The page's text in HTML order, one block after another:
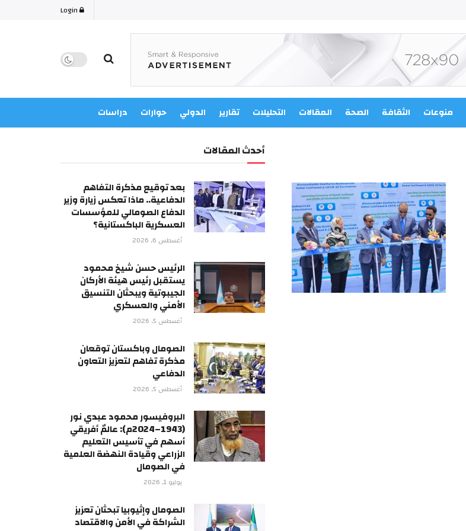
منوعات الثقافة الصحة المقالات التحليلات تقارير الدولي حوارات دراسات
أحدث المقالات
بعد توقيع مذكرة التفاهم
الدفاعية.. ماذا تعكس زيارة وزير
الدفاع الصومالي للمؤسسات
العسكرية الباكستانية؟
أغسطس 6, 2026
الرئيس حسن شيخ محمود
يستقبل رئيس هيئة الأركان
الجيبوتية ويبحثان التنسيق
الأمني والعسكري
أغسطس 5, 2026
الصومال وباكستان توقعان
مذكرة تفاهم لتعزيز التعاون
الدفاعي
أغسطس 5, 2026
البروفيسور محمود عبدي نور
(1943–2024م): عالمٌ أفريقي
أسهم في تأسيس التعليم
الزراعي وقيادة النهضة العلمية
في الصومال
يوليو 1, 2026
الصومال وإثيوبيا تبحثان تعزيز
الشراكة في الأمن والاقتصاد